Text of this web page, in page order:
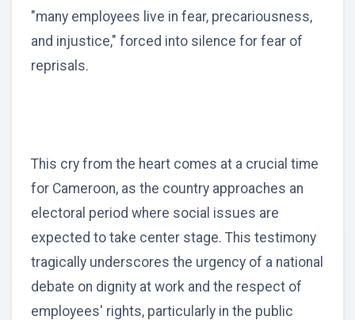
"many employees live in fear, precariousness,
and injustice," forced into silence for fear of
reprisals.
This cry from the heart comes at a crucial time
for Cameroon, as the country approaches an
electoral period where social issues are
expected to take center stage. This testimony
tragically underscores the urgency of a national
debate on dignity at work and the respect of
employees' rights, particularly in the public